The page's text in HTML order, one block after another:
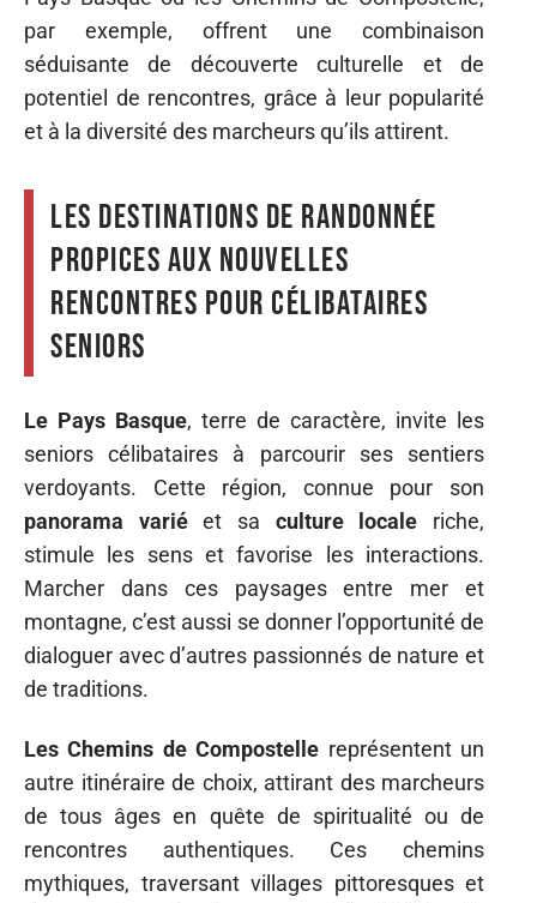
par exemple, offrent une combinaison
séduisante de découverte culturelle et de
potentiel de rencontres, grâce à leur popularité
et à la diversité des marcheurs qu’ils attirent.
Les destinations de randonnée
propices aux nouvelles
rencontres pour célibataires
seniors
Le Pays Basque, terre de caractère, invite les
seniors célibataires à parcourir ses sentiers
verdoyants. Cette région, connue pour son
panorama variéet sa culture locale riche,
stimule les sens et favorise les interactions.
Marcher dans ces paysages entre mer et
montagne, c’est aussi se donner l’opportunité de
dialoguer avec d’autres passionnés de nature et
de traditions.
Les Chemins de Compostelle représentent un
autre itinéraire de choix, attirant des marcheurs
de tous âges en quête de spiritualité ou de
rencontres authentiques. Ces chemins
mythiques, traversant villages pittoresques et